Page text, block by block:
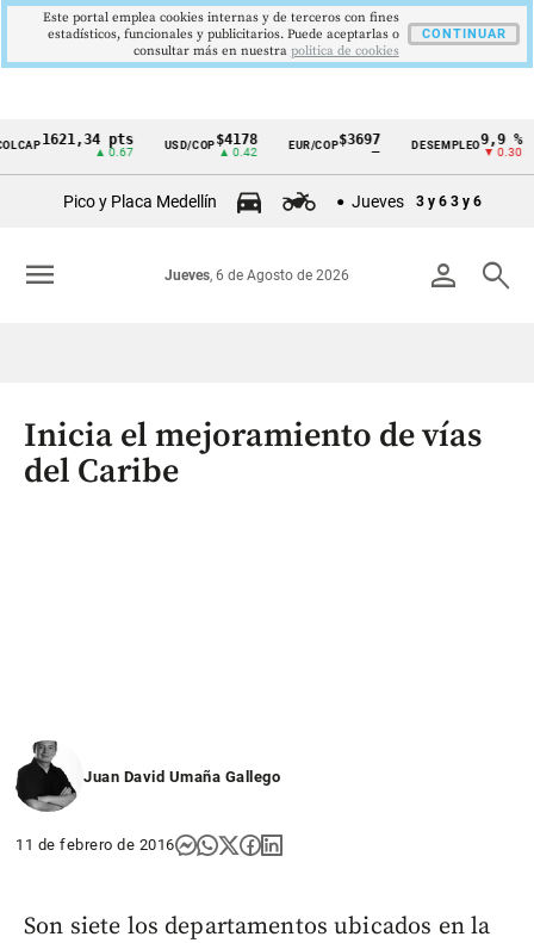
Cintillo
Colombia
1621,34 pts
▲ 0.67
USD/COP$4178
▲ 0.42
EUR/COP$3697 DESEMPLEO9,9 %
▼ 0.30
Pico y Placa Medellín Jueves 3 y 6 3 y 6
person search
Jueves, 6 de Agosto de 2026
menu
Inicia el mejoramiento de vías
del Caribe
Juan David Umaña Gallego
11 de febrero de 2016
Son siete los departamentos ubicados en la
Este portal emplea cookies internas y de terceros con fines
estadísticos, funcionales y publicitarios. Puede aceptarlas o
consultar más en nuestra politica de cookies
CONTINUAR